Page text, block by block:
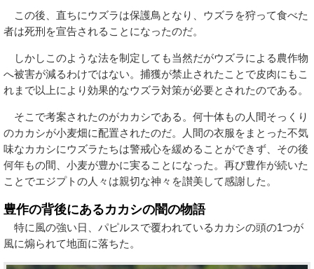
この後、直ちにウズラは保護鳥となり、ウズラを狩って食べた
者は死刑を宣告されることになったのだ。
しかしこのような法を制定しても当然だがウズラによる農作物
へ被害が減るわけではない。捕獲が禁止されたことで皮肉にもこ
れまで以上により効果的なウズラ対策が必要とされたのである。
そこで考案されたのがカカシである。何十体もの人間そっくり
のカカシが小麦畑に配置されたのだ。人間の衣服をまとった不気
味なカカシにウズラたちは警戒心を緩めることができず、その後
何年もの間、小麦が豊かに実ることになった。再び豊作が続いた
ことでエジプトの人々は親切な神々を讃美して感謝した。
豊作の背後にあるカカシの闇の物語
特に風の強い日、パピルスで覆われているカカシの頭の1つが
風に煽られて地面に落ちた。